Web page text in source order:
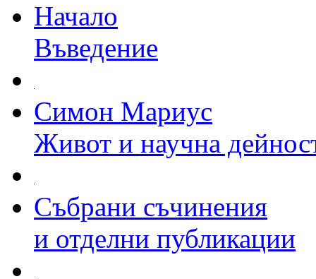
Начало
Въведение
Симон Мариус
Живот и научна
Събрани съчинения
и отделни публикации